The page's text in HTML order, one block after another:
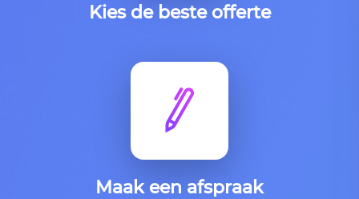
Kies de beste offerte
Maak een afspraak